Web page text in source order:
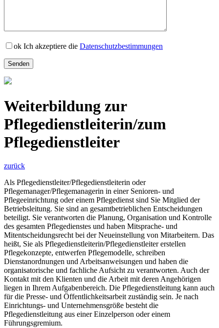
ok Ich akzeptiere die Datenschutzbestimmungen
Weiterbildung zur
Pflegedienstleiterin/zum
Pflegedienstleiter
zurück
Als Pflegedienstleiter/Pflegedienstleiterin oder
Pflegemanager/Pflegemanagerin in einer Senioren- und
Pflegeeinrichtung oder einem Pflegedienst sind Sie Mitglied der
Betriebsleitung. Sie sind an gesamtbetrieblichen Entscheidungen
beteiligt. Sie verantworten die Planung, Organisation und Kontrolle
des gesamten Pflegedienstes und haben Mitsprache- und
Mitentscheidungsrecht bei der Neueinstellung von Mitarbeitern. Das
heißt, Sie als Pflegedienstleiterin/Pflegedienstleiter erstellen
Pflegekonzepte, entwerfen Pflegemodelle, schreiben
Dienstanordnungen und Arbeitsanweisungen und haben die
organisatorische und fachliche Aufsicht zu verantworten. Auch der
Kontakt mit den Klienten und die Arbeit mit deren Angehörigen
liegen in Ihrem Aufgabenbereich. Die Pflegedienstleitung kann auch
für die Presse- und Öffentlichkeitsarbeit zuständig sein. Je nach
Einrichtungs- und Unternehmensgröße besteht die
Pflegedienstleitung aus einer Einzelperson oder einem
Führungsgremium.